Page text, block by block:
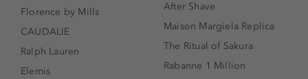
Florence by Mills
CAUDALIE
Ralph Lauren
Elemis
After Shave
Maison Margiela Replica
The Ritual of Sakura
Rabanne 1 Million